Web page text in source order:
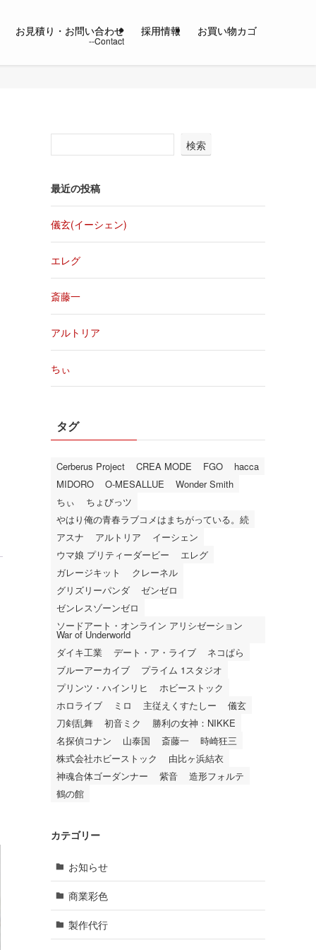
お見積り・お問い合わせ 採用情報 お買い物カゴ
検索
最近の投稿
儀玄(イーシェン)
エレグ
斎藤一
アルトリア
ちぃ
タグ
Cerberus Project CREA MODE FGO
hacca
MIDORO
O-MESALLUE
Wonder Smith
ちぃ
ちょびっツ
やはり俺の青春ラブコメはまちがっている。続
アスナ
アルトリア
イーシェン
ウマ娘 プリティーダービー
エレグ
ガレージキット
クレーネル
グリズリーパンダ
ゼンゼロ
ゼンレスゾーンゼロ
ソードアート・オンライン アリシゼーション
War of Underworld
ダイキ工業
デート・ア・ライブ
ネコぱら
ブルーアーカイブ
プライム 1スタジオ
プリンツ・ハインリヒ
ホビーストック
ホロライブ
ミロ 主従えくすたしー
儀玄
刀剣乱舞
初音ミク
勝利の女神：NIKKE
名探偵コナン
山泰国 斎藤一
時崎狂三
株式会社ホビーストック
由比ヶ浜結衣
神魂合体ゴーダンナー
紫音
造形フォルテ
鶴の館
カテゴリー
お知らせ
商業彩色
製作代行